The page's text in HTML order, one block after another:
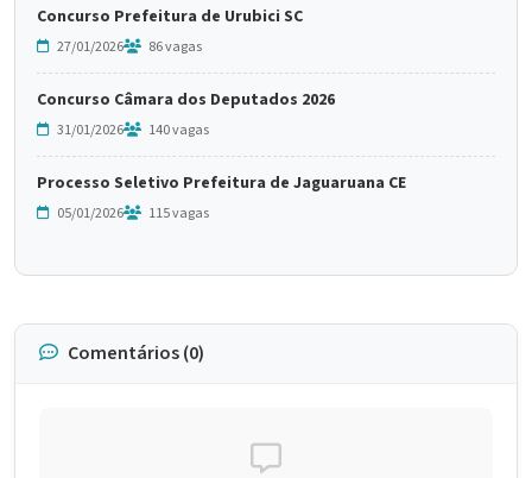
Concurso Prefeitura de Urubici SC
27/01/2026 86 vagas
Concurso Câmara dos Deputados 2026
31/01/2026 140 vagas
Processo Seletivo Prefeitura de Jaguaruana CE
05/01/2026 115 vagas
Comentários (0)